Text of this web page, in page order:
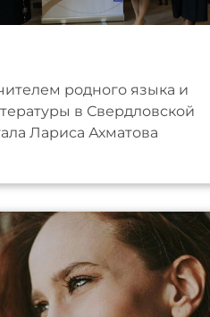
родного языка и
в Свердловской
Лариса Ахматова